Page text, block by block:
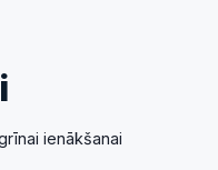
ienākšanai